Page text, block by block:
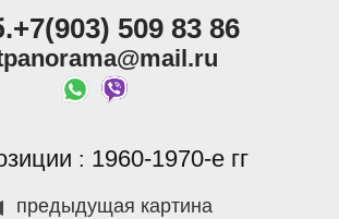
509 83 86
: 1960-1970-е гг
предыдущая картина